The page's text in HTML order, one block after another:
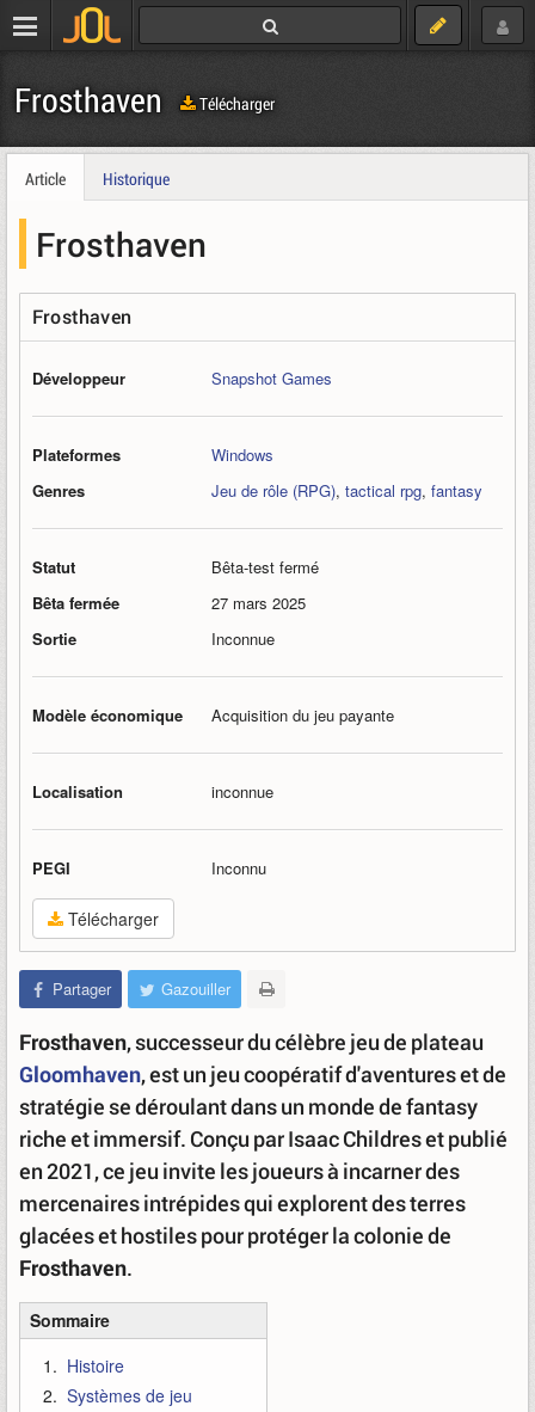
Frosthaven Télécharger
Article Historique
Frosthaven
Frosthaven
Développeur Snapshot Games
Plateformes
Windows
Genres
Jeu de rôle (RPG), tactical rpg, fantasy
Statut
Bêta-test fermé
Bêta fermée
27 mars 2025
Sortie
Inconnue
Modèle économique Acquisition du jeu payante
Localisation inconnue
PEGI Inconnu
Télécharger
Partager Gazouiller
Frosthaven, successeur du célèbre jeu de plateau
Gloomhaven, est un jeu coopératif d'aventures et de
stratégie se déroulant dans un monde de fantasy
riche et immersif. Conçu par Isaac Childres et publié
en 2021, ce jeu invite les joueurs à incarner des
mercenaires intrépides qui explorent des terres
glacées et hostiles pour protéger la colonie de
Frosthaven.
Sommaire
Histoire
Systèmes de jeu